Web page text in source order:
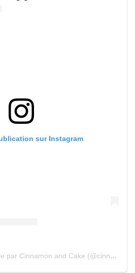
sur Instagram
Une publication partagée par Cinnamon and Cake (@cinnamonandcake)